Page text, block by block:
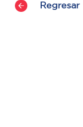
Regresar